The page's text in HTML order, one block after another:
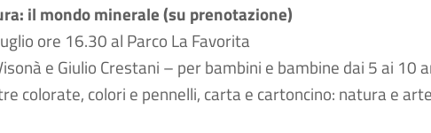
il mondo minerale (su prenotazione)
ore 16.30 al Parco La Favorita
e Giulio Crestani – per bambini e bambine dai 5 ai 10
colorate, colori e pennelli, carta e cartoncino: natura e